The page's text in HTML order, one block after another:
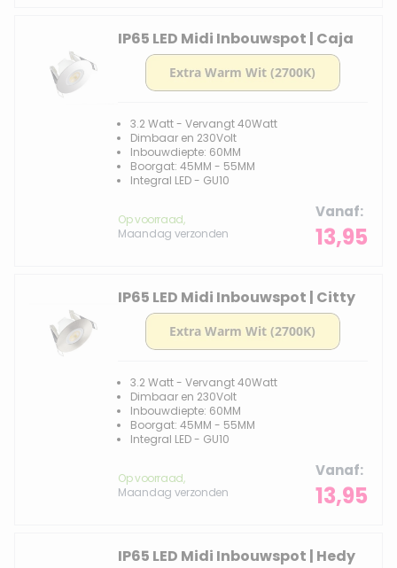
IP65 LED Midi Inbouwspot | Caja
3.2 Watt - Vervangt 40Watt
Dimbaar en 230Volt
Inbouwdiepte: 60MM
Boorgat: 45MM - 55MM
Integral LED - GU10
Op voorraad,
Maandag verzonden
Vanaf
13,95
IP65 LED Midi Inbouwspot | Citty
3.2 Watt - Vervangt 40Watt
Dimbaar en 230Volt
Inbouwdiepte: 60MM
Boorgat: 45MM - 55MM
Integral LED - GU10
Op voorraad,
Maandag verzonden
Vanaf
13,95
IP65 LED Midi Inbouwspot | Hedy